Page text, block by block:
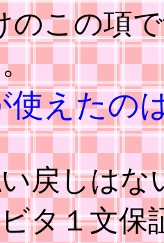
のこの項
使えたの
戻しはな
タ１文保